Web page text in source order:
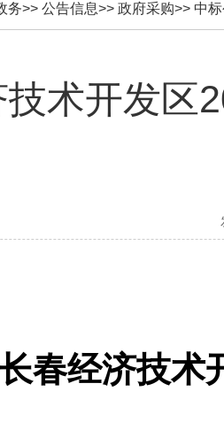
务>> 公告信息>> 政府采购>> 中
术开发区
春经济技术